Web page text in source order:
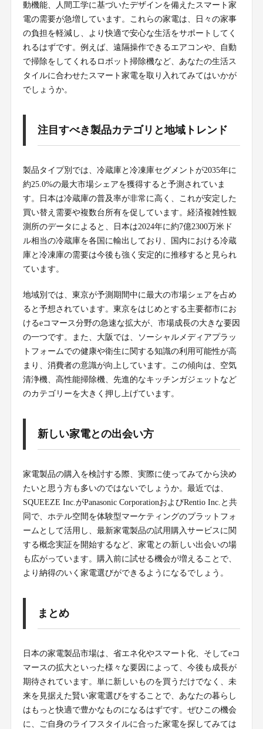
動機能、人間工学に基づいたデザインを備えたスマート家
電の需要が急増しています。これらの家電は、日々の家事
の負担を軽減し、より快適で安心な生活をサポートしてく
れるはずです。例えば、遠隔操作できるエアコンや、自動
で掃除をしてくれるロボット掃除機など、あなたの生活ス
タイルに合わせたスマート家電を取り入れてみてはいかが
でしょうか。
注目すべき製品カテゴリと地域トレンド
製品タイプ別では、冷蔵庫と冷凍庫セグメントが2035年に
約25.0%の最大市場シェアを獲得すると予測されていま
す。日本は冷蔵庫の普及率が非常に高く、これが安定した
買い替え需要や複数台所有を促しています。経済複雑性観
測所のデータによると、日本は2024年に約7億2300万米ド
ル相当の冷蔵庫を各国に輸出しており、国内における冷蔵
庫と冷凍庫の需要は今後も強く安定的に推移すると見られ
ています。
地域別では、東京が予測期間中に最大の市場シェアを占め
ると予想されています。東京をはじめとする主要都市にお
けるeコマース分野の急速な拡大が、市場成長の大きな要因
の一つです。また、大阪では、ソーシャルメディアプラッ
トフォームでの健康や衛生に関する知識の利用可能性が高
まり、消費者の意識が向上しています。この傾向は、空気
清浄機、高性能掃除機、先進的なキッチンガジェットなど
のカテゴリーを大きく押し上げています。
新しい家電との出会い方
家電製品の購入を検討する際、実際に使ってみてから決め
たいと思う方も多いのではないでしょうか。最近では、
SQUEEZE Inc.がPanasonic CorporationおよびRentio Inc.と共
同で、ホテル空間を体験型マーケティングのプラットフォ
ームとして活用し、最新家電製品の試用購入サービスに関
する概念実証を開始するなど、家電との新しい出会いの場
も広がっています。購入前に試せる機会が増えることで、
より納得のいく家電選びができるようになるでしょう。
まとめ
日本の家電製品市場は、省エネ化やスマート化、そしてeコ
マースの拡大といった様々な要因によって、今後も成長が
期待されています。単に新しいものを買うだけでなく、未
来を見据えた賢い家電選びをすることで、あなたの暮らし
はもっと快適で豊かなものになるはずです。ぜひこの機会
に、ご自身のライフスタイルに合った家電を探してみては